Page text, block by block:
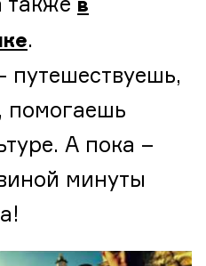
также в
.
путешествуешь,
помогаешь
А пока –
минуты